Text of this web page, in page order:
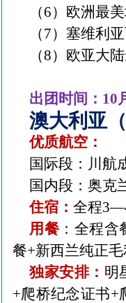
（6）欧洲最
（7）塞维利
（8）欧亚大
出团时间： 10
澳大利亚
优质航空：
国际段：川航
国内段：奥
住宿： 全程3—
用餐 ：全程
餐+新西兰纯正
独家安排： 明
+爬桥纪念证书+